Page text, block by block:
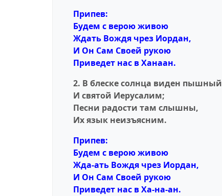
Припев:
Будем с верою живою
Ждать Вождя чрез Иордан,
И Он Сам Своей рукою
Приведет нас в Ханаан.
2. В блеске солнца виден пышный
И святой Иерусалим;
Песни радости там слышны,
Их язык неизъясним.
Припев:
Будем с верою живою
Жда-aть Вождя чрез Иордан,
И Он Сам Своей рукою
Приведет нас в Ха-на-ан.